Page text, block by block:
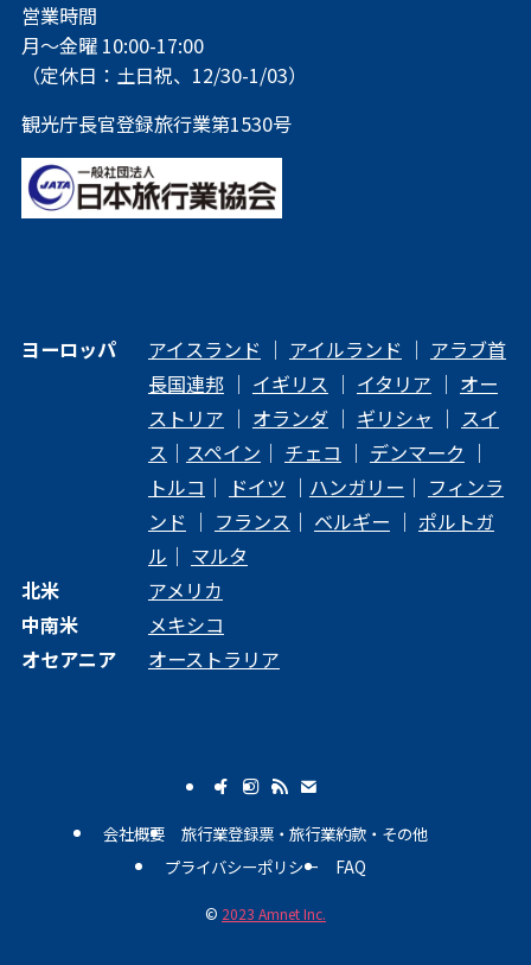
営業時間
月～金曜 10:00-17:00
（定休日：土日祝、12/30-1/03）
観光庁長官登録旅行業第1530号
ヨーロッパ アイスランド ｜ アイルランド ｜ アラブ首
長国連邦｜ イギリス ｜ イタリア ｜ オー
ストリア ｜ オランダ｜ ギリシャ ｜ スイ
ス ｜ スペイン ｜ チェコ ｜ デンマーク ｜
トルコ ｜ ドイツ ｜ ハンガリー ｜ フィンラ
ンド ｜ フランス ｜ ベルギー ｜ ポルトガ
ル ｜ マルタ
北米
アメリカ
中南米
メキシコ
オセアニア
オーストラリア
会社概要
旅行業登録票・旅行業約款・その他
プライバシーポリシー
FAQ
© 2023 Amnet Inc.